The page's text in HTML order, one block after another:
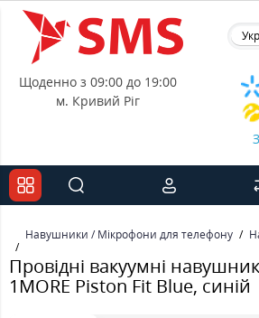
Щоденно з 09:00 до 19:00
м. Кривий Ріг
Навушники / Мікрофони для телефону
Провідні вакуумні
1MORE Piston Fit Blue, синій